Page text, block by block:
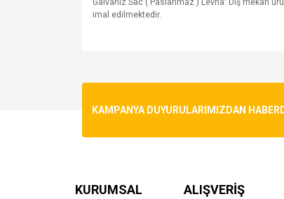
Galvaniz Sac ( Paslanmaz ) Levha: Dış mekan
imal edilmektedir.
Ürün resmi kalitesiz, bozuk veya
Bu ürüne benzer farklı alternatifler olmalı.
KAMPANYA DUYURULARIMIZDAN
KURUMSAL ALIŞVERİŞ